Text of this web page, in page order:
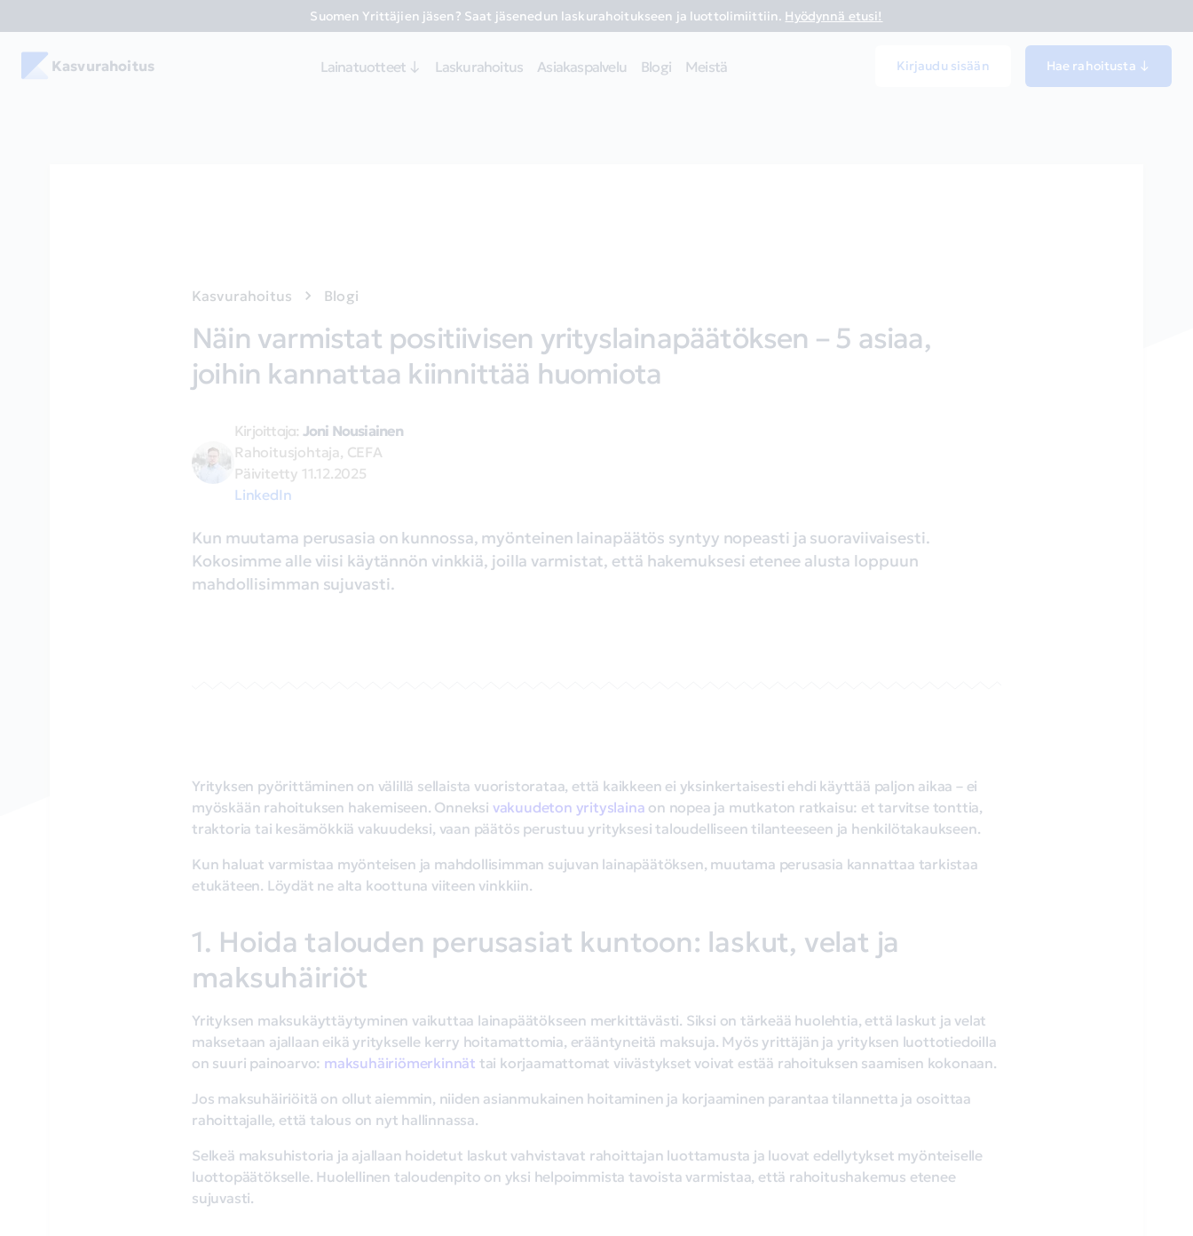
Suomen Yrittäjien jäsen? Saat jäsenedun laskurahoitukseen ja luottolimiittiin. Hyödynnä etusi!
Kasvurahoitus Lainatuotteet ↓ Laskurahoitus Asiakaspalvelu Blogi Meistä Kirjaudu sisään Hae rahoitusta ↓
Kasvurahoitus Blogi
Näin varmistat positiivisen yrityslainapäätöksen – 5 asiaa,
joihin kannattaa kiinnittää huomiota
Kirjoittaja: Joni Nousiainen
Rahoitusjohtaja, CEFA
Päivitetty 11.12.2025
LinkedIn
Kun muutama perusasia on kunnossa, myönteinen lainapäätös syntyy nopeasti ja suoraviivaisesti.
Kokosimme alle viisi käytännön vinkkiä, joilla varmistat, että hakemuksesi etenee alusta loppuun
mahdollisimman sujuvasti.
Yrityksen pyörittäminen on välillä sellaista vuoristorataa, että kaikkeen ei yksinkertaisesti ehdi käyttää paljon aikaa – ei
myöskään rahoituksen hakemiseen. Onneksi vakuudeton yrityslaina on nopea ja mutkaton ratkaisu: et tarvitse tonttia,
traktoria tai kesämökkiä vakuudeksi, vaan päätös perustuu yrityksesi taloudelliseen tilanteeseen ja henkilötakaukseen.
Kun haluat varmistaa myönteisen ja mahdollisimman sujuvan lainapäätöksen, muutama perusasia kannattaa tarkistaa
etukäteen. Löydät ne alta koottuna viiteen vinkkiin.
1. Hoida talouden perusasiat kuntoon: laskut, velat ja
maksuhäiriöt
Yrityksen maksukäyttäytyminen vaikuttaa lainapäätökseen merkittävästi. Siksi on tärkeää huolehtia, että laskut ja velat
maksetaan ajallaan eikä yritykselle kerry hoitamattomia, erääntyneitä maksuja. Myös yrittäjän ja yrityksen luottotiedoilla
on suuri painoarvo: maksuhäiriömerkinnät tai korjaamattomat viivästykset voivat estää rahoituksen saamisen kokonaan.
Jos maksuhäiriöitä on ollut aiemmin, niiden asianmukainen hoitaminen ja korjaaminen parantaa tilannetta ja osoittaa
rahoittajalle, että talous on nyt hallinnassa.
Selkeä maksuhistoria ja ajallaan hoidetut laskut vahvistavat rahoittajan luottamusta ja luovat edellytykset myönteiselle
luottopäätökselle. Huolellinen taloudenpito on yksi helpoimmista tavoista varmistaa, että rahoitushakemus etenee
sujuvasti.